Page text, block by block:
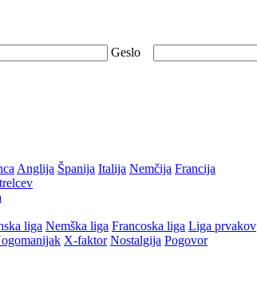
Geslo
Anglija Španija Italija Nemčija Francija
liga Nemška liga Francoska liga Liga prvakov
X-faktor Nostalgija Pogovor